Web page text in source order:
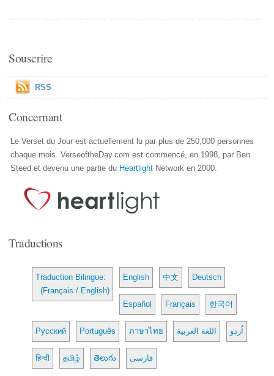
Souscrire
RSS
Concernant
Le Verset du Jour est actuellement lu par plus de 250,000 personnes
chaque mois. VerseoftheDay.com est commencé, en 1998, par Ben
Steed et devenu une partie du Heartlight Network en 2000.
Traductions
Traduction Bilingue:
(Français / English)
English 中文 Deutsch
Español Français 한국어
Русский Português ภาษาไทย اللغة العربية اُردو
हिन्दी தமிழ் తెలుగు فارسی